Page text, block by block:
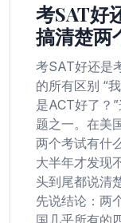
考SAT好
搞清楚两
考SAT好还是
的所有区别 “
是ACT好了？
题之一。在美
两个考试有什
大半年才发现
头到尾都说清
先说结论：两
国几乎所有的